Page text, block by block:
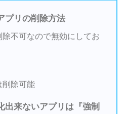
プリの削除方法
除不可なので無効にしてお
削除可能
出来ないアプリは『強制